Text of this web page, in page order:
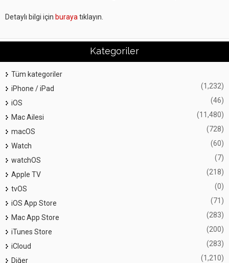
Detaylı bilgi için buraya tıklayın.
Kategoriler
Tüm kategoriler
iPhone / iPad
(1,232)
iOS (46)
Mac Ailesi (11,480)
macOS (728)
Watch (60)
watchOS (7)
Apple TV (218)
tvOS (0)
iOS App Store (71)
Mac App Store (283)
iTunes Store (200)
iCloud (283)
Diğer (1,210)